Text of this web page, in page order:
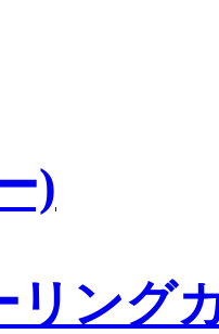
)
リング